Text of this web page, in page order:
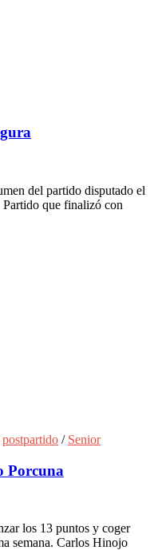
del partido disputado el
que finalizó con
postpartido / Senior
Porcuna
los 13 puntos y coger
semana. Carlos Hinojo